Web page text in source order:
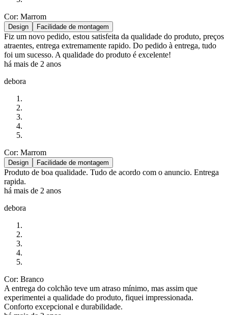
Cor: Marrom
Design Facilidade de montagem
Fiz um novo pedido, estou satisfeita da qualidade do produto, preços
atraentes, entrega extremamente rapido. Do pedido à entrega, tudo
foi um sucesso. A qualidade do produto é excelente!
há mais de 2 anos
debora
Cor: Marrom
Design Facilidade de montagem
Produto de boa qualidade. Tudo de acordo com o anuncio. Entrega
rapida.
há mais de 2 anos
debora
Cor: Branco
A entrega do colchão teve um atraso mínimo, mas assim que
experimentei a qualidade do produto, fiquei impressionada.
Conforto excepcional e durabilidade.